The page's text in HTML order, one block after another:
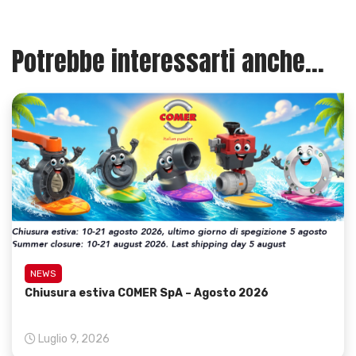
Potrebbe interessarti anche...
NEWS
Chiusura estiva COMER SpA – Agosto 2026
Luglio 9, 2026